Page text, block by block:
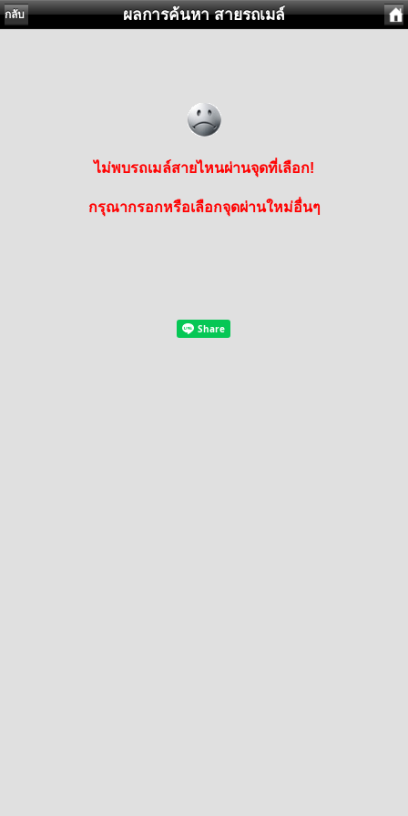
กลับ ผลการค้นหา สายรถเมล์
ไม่พบรถเมล์สายไหนผ่านจุดที่เลือก!
กรุณากรอกหรือเลือกจุดผ่านใหม่อื่นๆ